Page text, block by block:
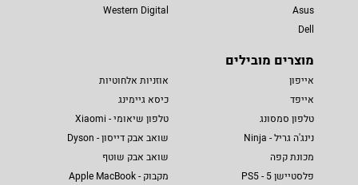
Asus
Dell
Western Digital
מוצרים מובילים
אייפון
אייפד
טלפון סמסונג
נינג'ה גריל - Ninja
מכונת קפה
פלסטיישן 5 - PS5
אוזניות אלחוטיות
כיסא גיימינג
טלפון שיאומי - Xiaomi
שואב אבק דייסון - Dyson
שואב אבק שוטף
מקבוק - Apple MacBook